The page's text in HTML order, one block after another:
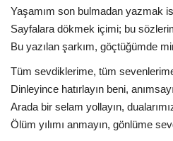
Yaşamım son bulmadan yazmak
Sayfalara dökmek içimi; bu
Bu yazılan şarkım, göçtüğümde
Tüm sevdiklerime, tüm
Dinleyince hatırlayın beni,
Arada bir selam yollayın,
Ölüm yılımı anmayın, gönlüme